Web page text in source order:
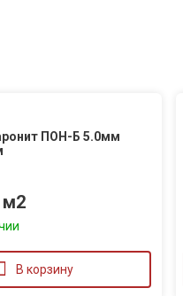
ПОН-Б 5.0мм
м2
В корзину